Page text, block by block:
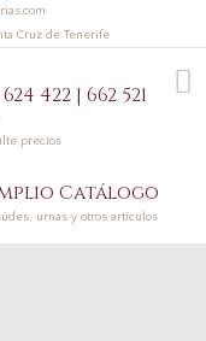
Cruz de Tenerife
422 | 662 521
precios
Catálogo
urnas y otros artículos